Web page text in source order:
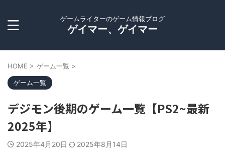
ゲームライターのゲーム情報ブログ
ゲイマー、ゲイマー
HOME > ゲーム一覧 >
ゲーム一覧
デジモン後期のゲーム一覧【PS2~最新
2025年】
2025年4月20日 2025年8月14日